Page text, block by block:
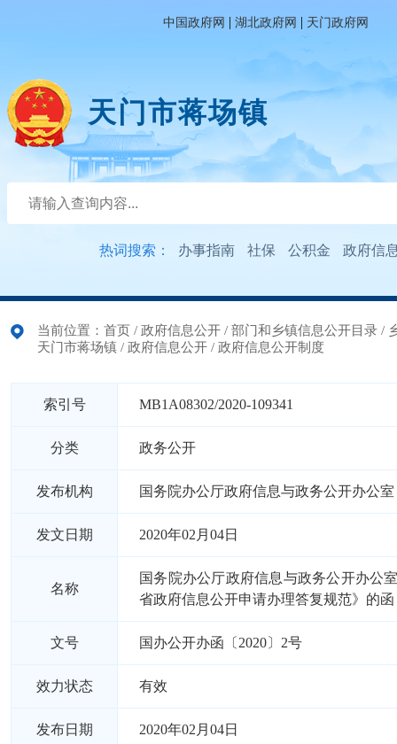
中国政府网 | 湖北政府网 | 天门政府网
天门市蒋场镇
热词搜索： 办事指南 社保 公积金 政府信
当前位置： 首页 / 政府信息公开 / 部门和乡镇信息公开目录 /
天门市蒋场镇 / 政府信息公开 / 政府信息公开制度
索引号 MB1A08302/2020-109341
分类 政务公开
发布机构 国务院办公厅政府信息与政务公开办公室
发文日期 2020年02月04日
名称
国务院办公厅政府信息与政务公开办公
省政府信息公开申请办理答复规范》的函
文号 国办公开办函〔2020〕2号
效力状态 有效
发布日期 2020年02月04日